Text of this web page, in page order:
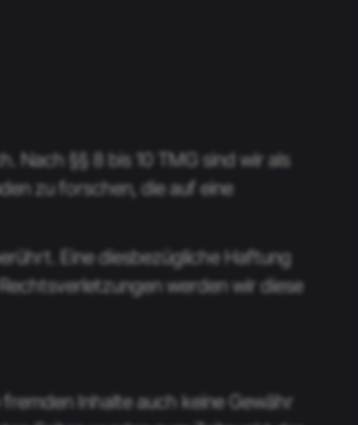
Nach §§ 8 bis 10 TMG sind wir als
zu forschen, die auf eine
Eine diesbezügliche Haftung
werden wir diese
Inhalte auch keine Gewähr